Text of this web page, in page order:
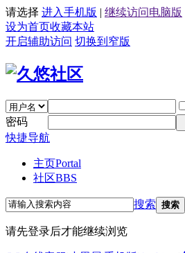
请选择 进入手机版 | 继续访问电脑版
设为首页收藏本站
开启辅助访问 切换到窄版
密码
快捷导航
主页Portal
社区BBS
搜索 搜索
请先登录后才能继续浏览